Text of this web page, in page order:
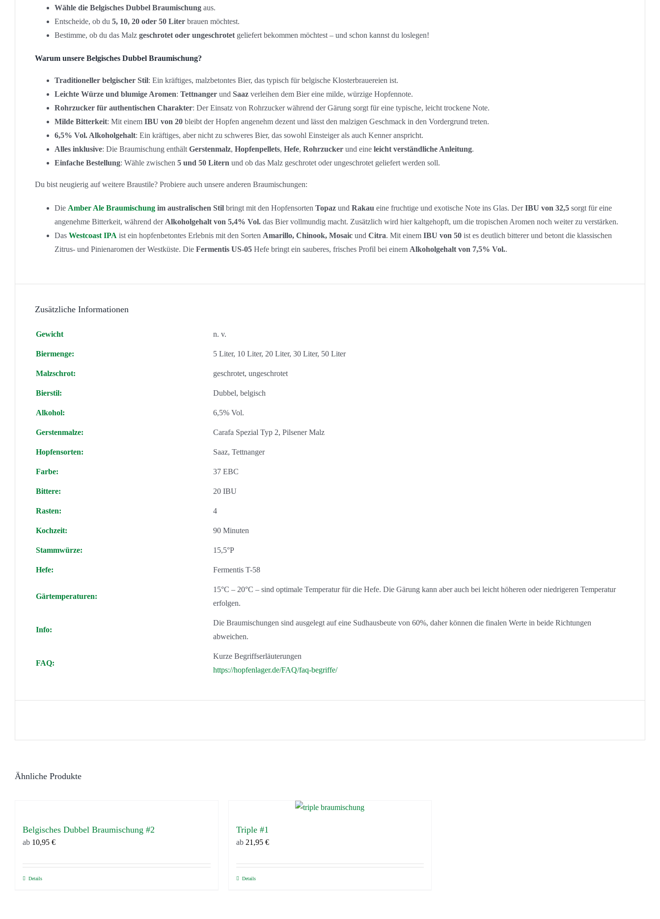
Wähle die Belgisches Dubbel Braumischung aus.
Entscheide, ob du 5, 10, 20 oder 50 Liter brauen möchtest.
Bestimme, ob du das Malz geschrotet oder ungeschrotet geliefert bekommen möchtest – und schon kannst du loslegen!
Warum unsere Belgisches Dubbel Braumischung?
Traditioneller belgischer Stil: Ein kräftiges, malzbetontes Bier, das typisch für belgische Klosterbrauereien ist.
Leichte Würze und blumige Aromen: Tettnanger und Saaz verleihen dem Bier eine milde, würzige Hopfennote.
Rohrzucker für authentischen Charakter: Der Einsatz von Rohrzucker während der Gärung sorgt für eine typische, leicht trockene Note.
Milde Bitterkeit: Mit einem IBU von 20 bleibt der Hopfen angenehm dezent und lässt den malzigen Geschmack in den Vordergrund treten.
6,5% Vol. Alkoholgehalt: Ein kräftiges, aber nicht zu schweres Bier, das sowohl Einsteiger als auch Kenner anspricht.
Alles inklusive: Die Braumischung enthält Gerstenmalz, Hopfenpellets, Hefe, Rohrzucker und eine leicht verständliche Anleitung.
Einfache Bestellung: Wähle zwischen 5 und 50 Litern und ob das Malz geschrotet oder ungeschrotet geliefert werden soll.
Du bist neugierig auf weitere Braustile? Probiere auch unsere anderen Braumischungen:
Die Amber Ale Braumischung im australischen Stil bringt mit den Hopfensorten Topaz und Rakau eine fruchtige und exotische Note ins Glas. DerIBU von 32,5 sorgt für eine
angenehme Bitterkeit, während der Alkoholgehalt von 5,4% Vol. das Bier vollmundig macht. Zusätzlich wird hier kaltgehopft, um die tropischen Aromen noch weiter zu verstärken.
Das Westcoast IPA ist ein hopfenbetontes Erlebnis mit den Sorten Amarillo, Chinook, Mosaic und Citra. Mit einem IBU von 50 ist es deutlich bitterer und betont die klassischen
Zitrus- und Pinienaromen der Westküste. Die Fermentis US-05 Hefe bringt ein sauberes, frisches Profil bei einem Alkoholgehalt von 7,5% Vol..
Zusätzliche Informationen
Gewicht n. v.
Biermenge: 5 Liter, 10 Liter, 20 Liter, 30 Liter, 50 Liter
Malzschrot: geschrotet, ungeschrotet
Bierstil: Dubbel, belgisch
Alkohol: 6,5% Vol.
Gerstenmalze: Carafa Spezial Typ 2, Pilsener Malz
Hopfensorten: Saaz, Tettnanger
Farbe: 37 EBC
Bittere: 20 IBU
Rasten: 4
Kochzeit: 90 Minuten
Stammwürze: 15,5°P
Hefe: Fermentis T-58
Gärtemperaturen:
15°C – 20°C – sind optimale Temperatur für die Hefe. Die Gärung kann aber auch bei leicht höheren oder niedrigeren Temperatur
erfolgen.
Info:
Die Braumischungen sind ausgelegt auf eine Sudhausbeute von 60%, daher können die finalen Werte in beide Richtungen
abweichen.
FAQ:
Kurze Begriffserläuterungen
https://hopfenlager.de/FAQ/faq-begriffe/
Ähnliche Produkte
Belgisches Dubbel Braumischung #2
ab 10,95 €
Dieses
Details
Triple #1
ab 21,95 €
Dieses
Details